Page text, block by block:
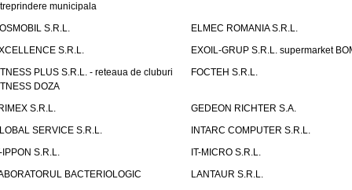
municipala
S.R.L.
ELMEC ROMANIA S.R.L.
S.R.L.
EXOIL-GRUP S.R.L. supermarket
PLUS S.R.L. - reteaua de cluburi
DOZA
FOCTEH S.R.L.
S.R.L.
GEDEON RICHTER S.A.
SERVICE S.R.L.
INTARC COMPUTER S.R.L.
IPPON S.R.L.
IT-MICRO S.R.L.
BACTERIOLOGIC
LANTAUR S.R.L.